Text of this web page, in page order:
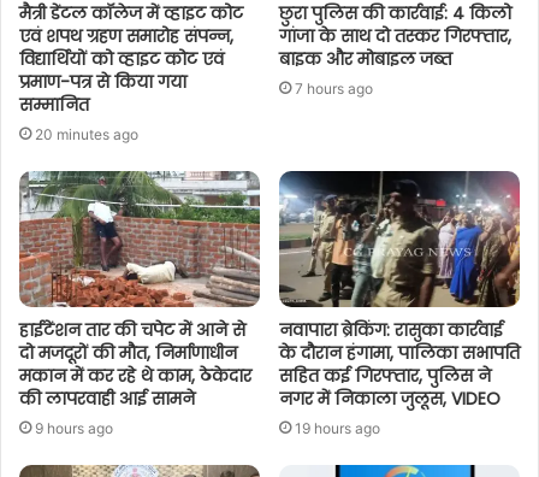
मैत्री डेंटल कॉलेज में व्हाइट कोट
एवं शपथ ग्रहण समारोह संपन्न,
विद्यार्थियों को व्हाइट कोट एवं
प्रमाण-पत्र से किया गया
सम्मानित
20 minutes ago
छुरा पुलिस की कार्रवाई: 4 किलो
गांजा के साथ दो तस्कर गिरफ्तार,
बाइक और मोबाइल जब्त
7 hours ago
हाईटेंशन तार की चपेट में आने से
दो मजदूरों की मौत, निर्माणाधीन
मकान में कर रहे थे काम, ठेकेदार
की लापरवाही आई सामने
9 hours ago
नवापारा ब्रेकिंग: रासुका कार्रवाई
के दौरान हंगामा, पालिका सभापति
सहित कई गिरफ्तार, पुलिस ने
नगर में निकाला जुलूस, VIDEO
19 hours ago